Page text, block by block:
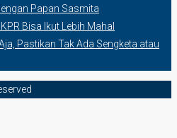
Papan Sasmita
Bisa Ikut Lebih Mahal
Pastikan Tak Ada Sengketa atau